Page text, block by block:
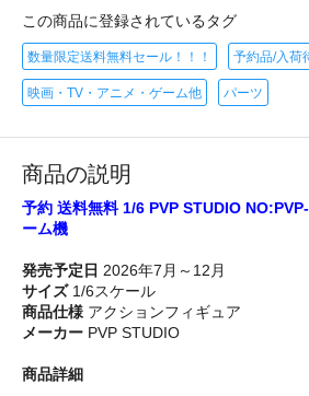
この商品に登録されているタグ
数量限定送料無料セール！！！ 予約品/入荷
映画・TV・アニメ・ゲーム他 パーツ
商品の説明
予約 送料無料 1/6 PVP STUDIO
ーム機
発売予定日 2026年7月～12月
サイズ1/6スケール
商品仕様 アクションフィギュア
メーカー PVP STUDIO
商品詳細